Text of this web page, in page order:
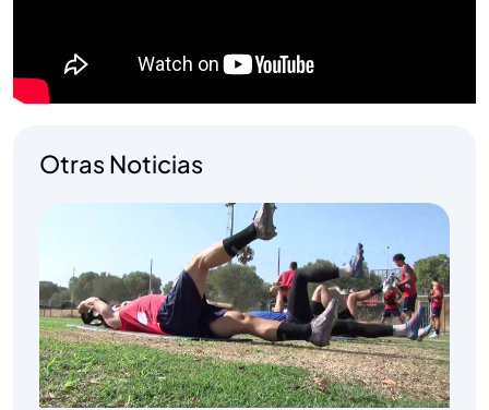
Otras Noticias